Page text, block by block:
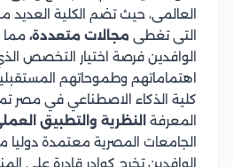
العالمى، حيث تضم الكلية
التى تغطى مجالات متعددة، مما
الوافدين فرصة اختيار التخصص
اهتماماتهم وطموحاتهم
كلية الذكاء الاصطناعي في مصر
المعرفة
النظرية والتطبيق
الجامعات المصرية معتمدة
الوافدين تخرج كوادر قادرة على